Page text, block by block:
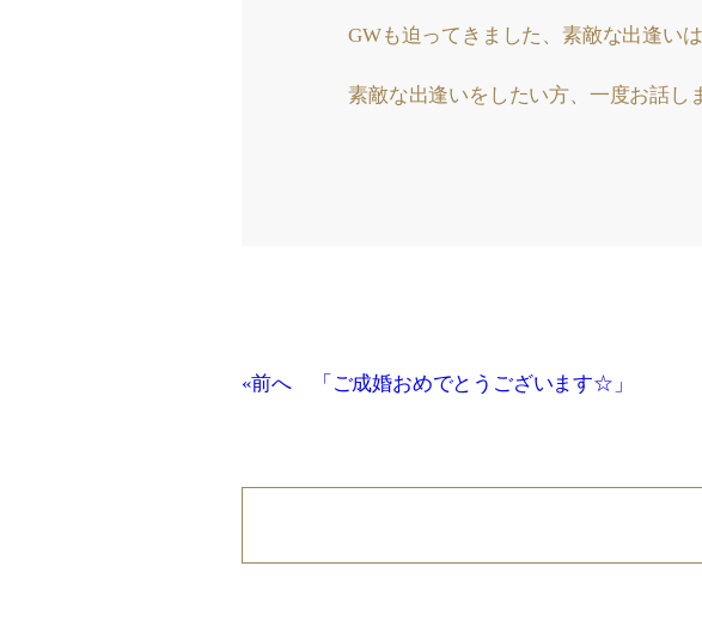
GWも迫ってきました、素敵な出逢い
素敵な出逢いをしたい方、一度お話し
«前へ 「ご成婚おめでとうございます☆」